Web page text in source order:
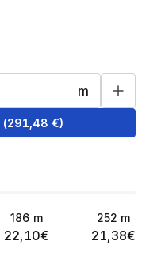
m
(291,48 €)
186 m
22,10€
252 m
21,38€